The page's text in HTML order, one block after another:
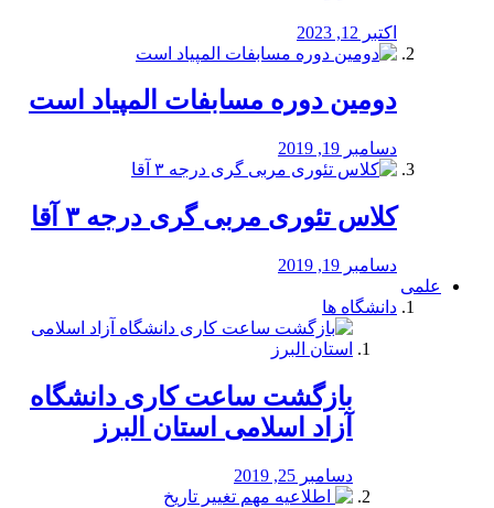
اکتبر 12, 2023
دومین دوره مسابفات المپیاد است
دسامبر 19, 2019
کلاس تئوری مربی گری درجه ۳ آقا
دسامبر 19, 2019
علمی
دانشگاه ها
بازگشت ساعت کاری دانشگاه
آزاد اسلامی استان البرز
دسامبر 25, 2019